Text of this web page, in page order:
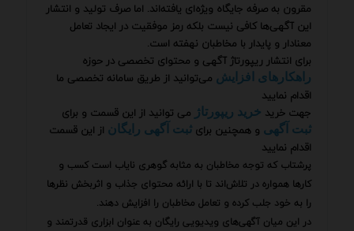
مقرون به صرفه جایگاه ویژه‌ای یافته‌اند. اما صرف تولید و انتشار
این آگهی‌ها کافی نیست بلکه رمز موفقیت در ایجاد تعامل
معنادار و پایدار با مخاطبان نهفته است.
برای انتشار ریپورتاژ آگهی و محتوای تخصصی در حوزه
راهکارهای افزایش می‌توانید از طریق سامانه تخصصی ما
اقدام نمایید
جهت خرید خرید ریپورتاژ می توانید از این قسمت و برای
ثبت آگهی و همچنین برای ثبت آگهی رایگان از این قسمت
اقدام نمایید
پرشتاب که توجه مخاطبان به مثابه گوهری نایاب است کسب و
کارها همواره در تلاش‌اند تا با ارائه محتوای جذاب و اثربخش نظرها
را به خود جلب کرده و تعامل مخاطبان را افزایش دهند.
در این میان آگهی‌های ویدیویی رایگان به عنوان ابزاری قدرتمند و